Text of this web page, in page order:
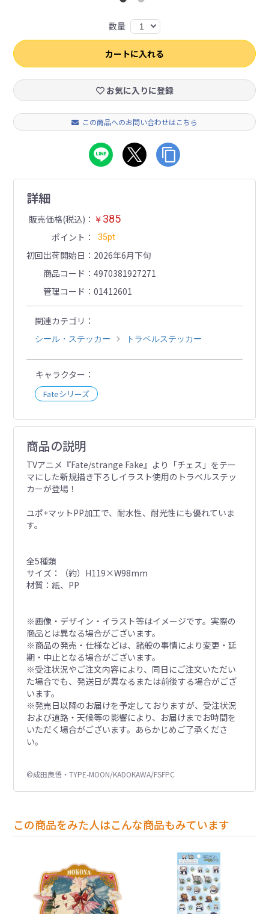
数量 1
カートに入れる
お気に入りに登録
この商品へのお問い合わせはこちら
詳細
販売価格(税込) ￥ 385
ポイント 35pt
初回出荷開始日
2026年6月下旬
商品コード
4970381927271
管理コード
01412601
関連カテゴリ
シール・ステッカー トラベルステッカー
キャラクター
Fateシリーズ
商品の説明
TVアニメ『Fate/strange Fake』より「チェス」をテー
マにした新規描き下ろしイラスト使用のトラベルステッ
カーが登場！
ユポ+マットPP加工で、耐水性、耐光性にも優れていま
す。
全5種類
サイズ：（約）H119×W98mm
材質：紙、PP
※画像・デザイン・イラスト等はイメージです。実際の
商品とは異なる場合がございます。
※商品の発売・仕様などは、諸般の事情により変更・延
期・中止となる場合がございます。
※受注状況やご注文内容により、同日にご注文いただい
た場合でも、発送日が異なるまたは前後する場合がござ
います。
※発売日以降のお届けを予定しておりますが、受注状況
および道路・天候等の影響により、お届けまでお時間を
いただく場合がございます。あらかじめご了承くださ
い。
©成田良悟・TYPE-MOON/KADOKAWA/FSFPC
この商品をみた人はこんな商品もみています